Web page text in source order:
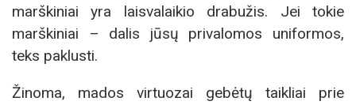
marškiniai yra laisvalaikio drabužis. Jei tokie
marškiniai – dalis jūsų privalomos uniformos,
teks paklusti.
Žinoma, mados virtuozai gebėtų taikliai prie